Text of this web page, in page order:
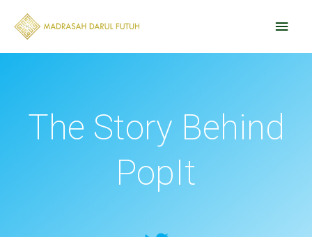
content
Main
The Story Behind
PopIt